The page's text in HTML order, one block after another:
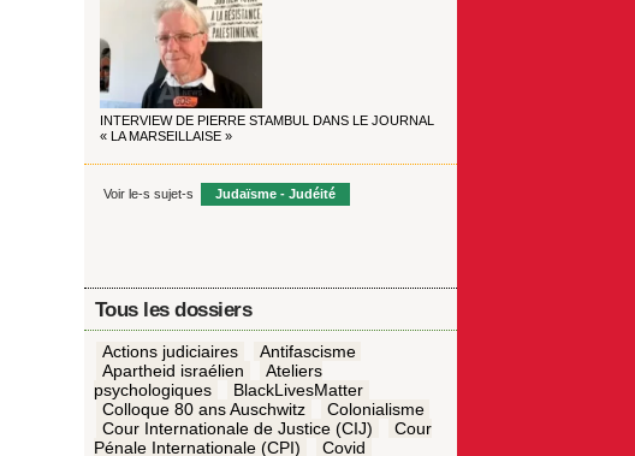
INTERVIEW DE PIERRE STAMBUL DANS LE JOURNAL
« LA MARSEILLAISE »
Voir le-s sujet-s Judaïsme - Judéité
Tous les dossiers
Actions judiciaires
Antifascisme
Apartheid israélien
Ateliers
psychologiques
BlackLivesMatter
Colloque 80 ans Auschwitz
Colonialisme
Cour Internationale de Justice (CIJ)
Cour
Pénale Internationale (CPI)
Covid